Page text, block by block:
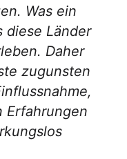
Was ein
diese Länder
Daher
zugunsten
Erfahrungen